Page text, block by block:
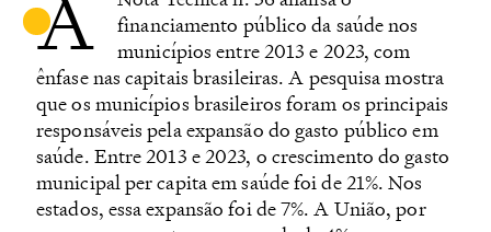
A
financiamento público da saúde nos
municípios entre 2013 e 2023, com
ênfase nas capitais brasileiras. A pesquisa mostra
que os municípios brasileiros foram os principais
responsáveis pela expansão do gasto público em
saúde. Entre 2013 e 2023, o crescimento do gasto
municipal per capita em saúde foi de 21%. Nos
estados, essa expansão foi de 7%. A União, por